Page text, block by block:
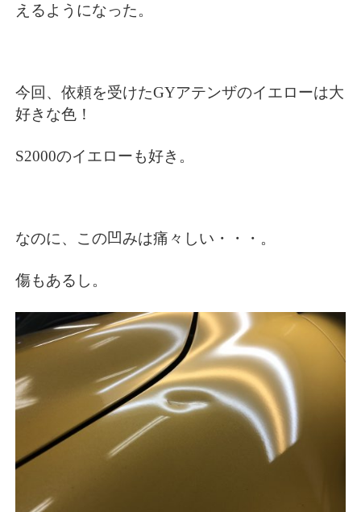
えるようになった。
今回、依頼を受けたGYアテンザのイエローは大
好きな色！
S2000のイエローも好き。
なのに、この凹みは痛々しい・・・。
傷もあるし。